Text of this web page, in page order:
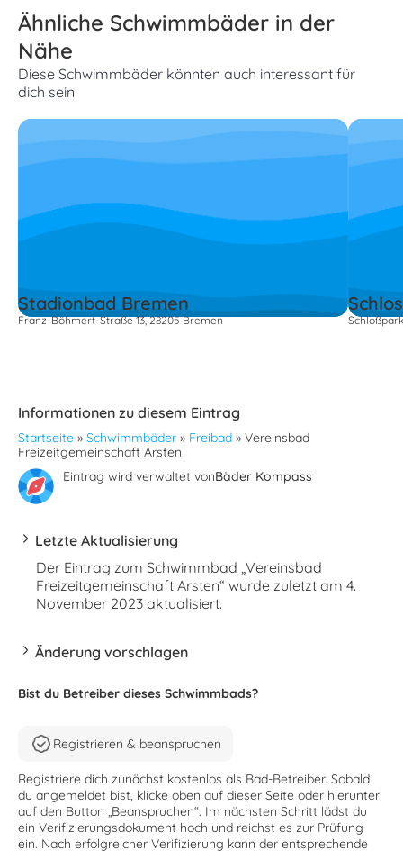
Ähnliche Schwimmbäder in der
Nähe
Diese Schwimmbäder könnten auch interessant für
dich sein
Stadionbad Bremen
Franz-Böhmert-Straße 13, 28205 Bremen
Informationen zu diesem Eintrag
Startseite » Schwimmbäder » Freibad » Vereinsbad
Freizeitgemeinschaft Arsten
Eintrag wird verwaltet vonBäder Kompass
Letzte Aktualisierung
Der Eintrag zum Schwimmbad „Vereinsbad
Freizeitgemeinschaft Arsten“ wurde zuletzt am 4.
November 2023 aktualisiert.
Änderung vorschlagen
Bist du Betreiber dieses Schwimmbads?
Registrieren & beanspruchen
Registriere dich zunächst kostenlos als Bad-Betreiber. Sobald
du angemeldet bist, klicke oben auf dieser Seite oder hierunter
auf den Button „Beanspruchen“. Im nächsten Schritt lädst du
ein Verifizierungsdokument hoch und reichst es zur Prüfung
ein. Nach erfolgreicher Verifizierung kann der entsprechende